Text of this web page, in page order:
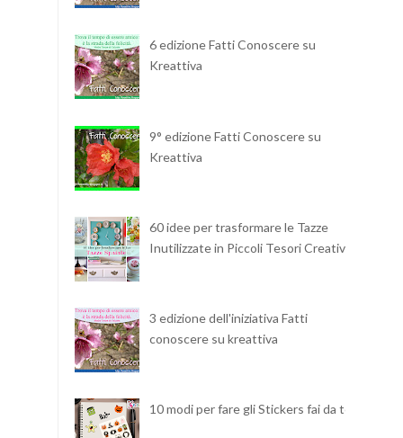
6 edizione Fatti Conoscere su
Kreattiva
9° edizione Fatti Conoscere su
Kreattiva
60 idee per trasformare le Tazze
Inutilizzate in Piccoli Tesori Creativi
3 edizione dell'iniziativa Fatti
conoscere su kreattiva
10 modi per fare gli Stickers fai da te